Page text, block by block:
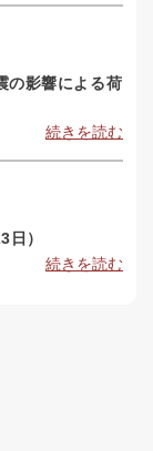
の影響による荷
続きを読む
）
続きを読む